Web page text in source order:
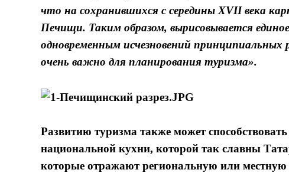
что на сохранившихся с середины XVII века
Печищи. Таким образом, вырисовывается
одновременным исчезновений
очень важно для планирования туризма».
Развитию туризма также может
национальной кухни, которой так славны
которые отражают региональную или местную